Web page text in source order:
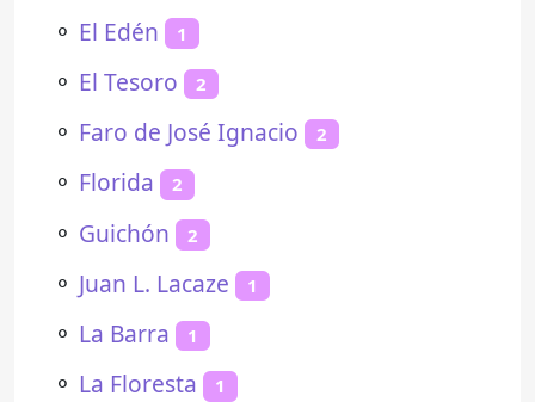
⚬ El Edén 1
⚬ El Tesoro 2
⚬ Faro de José Ignacio 2
⚬ Florida 2
⚬ Guichón 2
⚬ Juan L. Lacaze 1
⚬ La Barra 1
⚬ La Floresta 1